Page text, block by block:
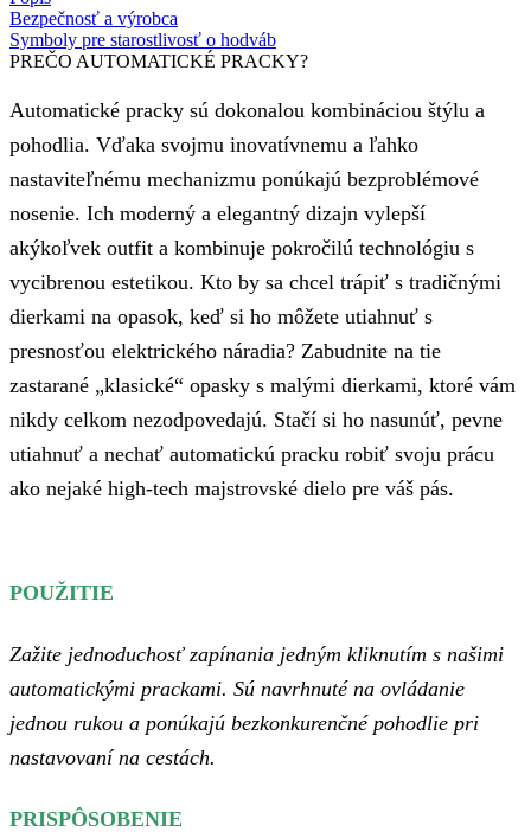
Bezpečnosť a výrobca
Symboly pre starostlivosť o hodváb
PREČO AUTOMATICKÉ PRACKY?
Automatické pracky sú dokonalou kombináciou štýlu a
pohodlia. Vďaka svojmu inovatívnemu a ľahko
nastaviteľnému mechanizmu ponúkajú bezproblémové
nosenie. Ich moderný a elegantný dizajn vylepší
akýkoľvek outfit a kombinuje pokročilú technológiu s
vycibrenou estetikou. Kto by sa chcel trápiť s tradičnými
dierkami na opasok, keď si ho môžete utiahnuť s
presnosťou elektrického náradia? Zabudnite na tie
zastarané „klasické“ opasky s malými dierkami, ktoré vám
nikdy celkom nezodpovedajú. Stačí si ho nasunúť, pevne
utiahnuť a nechať automatickú pracku robiť svoju prácu
ako nejaké high-tech majstrovské dielo pre váš pás.
POUŽITIE
Zažite jednoduchosť zapínania jedným kliknutím s našimi
automatickými prackami. Sú navrhnuté na ovládanie
jednou rukou a ponúkajú bezkonkurenčné pohodlie pri
nastavovaní na cestách.
PRISPÔSOBENIE